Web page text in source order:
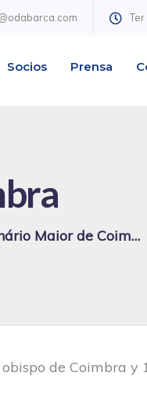
Socios Prensa
Maior de Coimbra
de Coimbra y